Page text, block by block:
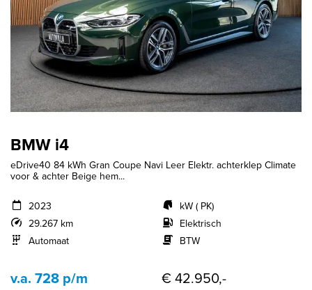
BMW i4
eDrive40 84 kWh Gran Coupe Navi Leer Elektr. achterklep Climate
voor & achter Beige hem...
2023
29.267 km
Automaat
kW ( PK)
Elektrisch
BTW
v.a. 728 p/m € 42.950,-